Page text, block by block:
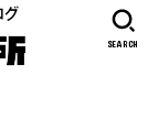
SEARCH